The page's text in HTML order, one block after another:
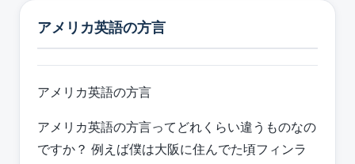
アメリカ英語の方言
アメリカ英語の方言
アメリカ英語の方言ってどれくらい違うものなの
ですか？ 例えば僕は大阪に住んでた頃フィンラ